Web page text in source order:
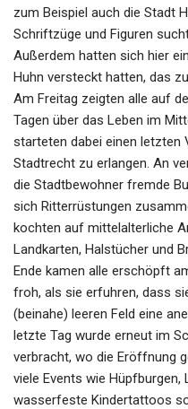
zum Beispiel auch die Stadt
Schriftzüge und Figuren
Außerdem hatten sich hier
Huhn versteckt hatten, das
Am Freitag zeigten alle auf
Tagen über das Leben im
starteten dabei einen letzten
Stadtrecht zu erlangen. An
die Stadtbewohner fremde
sich Ritterrüstungen
kochten auf mittelalterliche
Landkarten, Halstücher und
Ende kamen alle erschöpft
froh, als sie erfuhren, dass
(beinahe) leeren Feld eine
letzte Tag wurde erneut im
verbracht, wo die Eröffnung
viele Events wie Hüpfburgen,
wasserfeste Kindertattoos